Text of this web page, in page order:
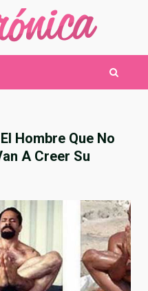
Hombre Que No
A Creer Su